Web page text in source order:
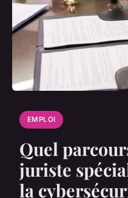
EMPLOI
Quel
juriste
la